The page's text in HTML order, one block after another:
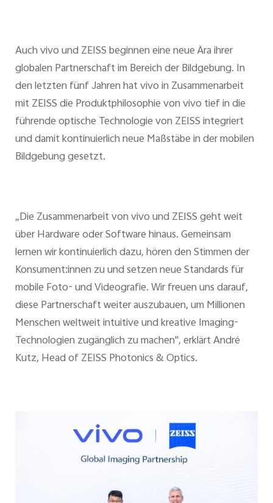
Auch vivo und ZEISS beginnen eine neue Ära ihrer
globalen Partnerschaft im Bereich der Bildgebung. In
den letzten fünf Jahren hat vivo in Zusammenarbeit
mit ZEISS die Produktphilosophie von vivo tief in die
führende optische Technologie von ZEISS integriert
und damit kontinuierlich neue Maßstäbe in der mobilen
Bildgebung gesetzt.
„Die Zusammenarbeit von vivo und ZEISS geht weit
über Hardware oder Software hinaus. Gemeinsam
lernen wir kontinuierlich dazu, hören den Stimmen der
Konsument:innen zu und setzen neue Standards für
mobile Foto- und Videografie. Wir freuen uns darauf,
diese Partnerschaft weiter auszubauen, um Millionen
Menschen weltweit intuitive und kreative Imaging-
Technologien zugänglich zu machen", erklärt André
Kutz, Head of ZEISS Photonics & Optics.